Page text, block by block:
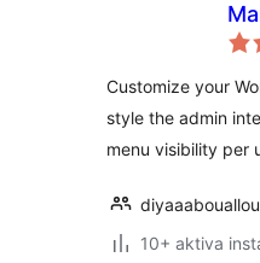
Customize your
style the admin
menu visibility per
10+ aktiva